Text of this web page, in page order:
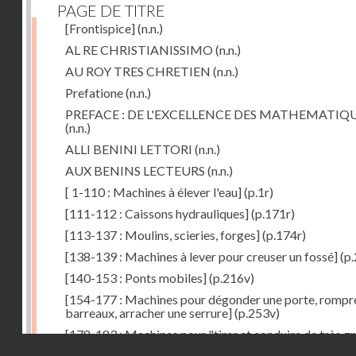
PAGE DE TITRE
[Frontispice](n.n.)
AL RE CHRISTIANISSIMO (n.n.)
AU ROY TRES CHRETIEN (n.n.)
Prefatione(n.n.)
PREFACE : DE L'EXCELLENCE DES
(n.n.)
ALLI BENINI LETTORI (n.n.)
AUX BENINS LECTEURS (n.n.)
[ 1-110 : Machines à élever l'eau](p.1r)
[111-112 : Caissons hydrauliques](p.171r)
[113-137 : Moulins, scieries, forges](p.174r)
[138-139 : Machines à lever pour creuser un fossé]
[140-153 : Ponts mobiles](p.216v)
[154-177 : Machines pour dégonder une porte,
barreaux, arracher une serrure](p.253v)
[178-183 : Machines pour "tirer et conduire de très